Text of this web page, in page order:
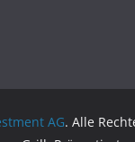
AG. Alle